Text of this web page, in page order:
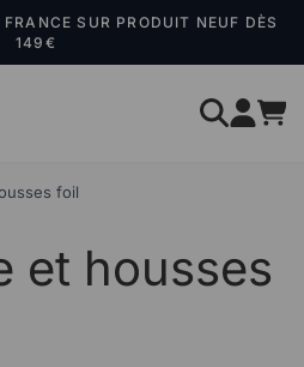
SUR PRODUIT NEUF DÈS
149€
foil
et housses